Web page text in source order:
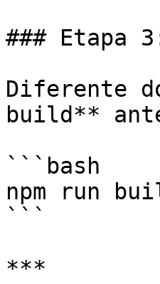
### Etapa
Diferente
build**
```bash
npm run
```
***